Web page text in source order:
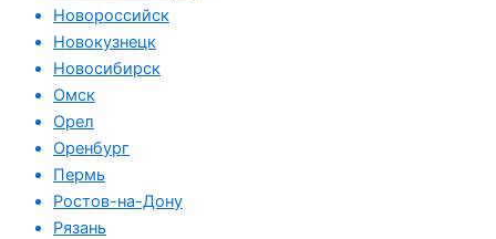
Новороссийск
Новокузнецк
Новосибирск
Омск
Орел
Оренбург
Пермь
Ростов-на-Дону
Рязань